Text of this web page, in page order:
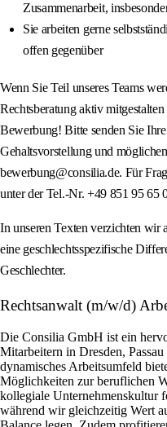
Zusammenarbeit,
Sie arbeiten gerne
offen gegenüber
Wenn Sie Teil unseres Teams
Rechtsberatung aktiv
Bewerbung! Bitte senden Sie
Gehaltsvorstellung und
bewerbung@consilia.de. Für
unter der Tel.-Nr. +49 851 95 65
In unseren Texten verzichten wir
eine geschlechtsspezifische
Geschlechter.
Rechtsanwalt (m/w/d)
Die Consilia GmbH ist ein
Mitarbeitern in Dresden,
dynamisches Arbeitsumfeld
Möglichkeiten zur beruflichen
kollegiale Unternehmenskultur
während wir gleichzeitig Wert